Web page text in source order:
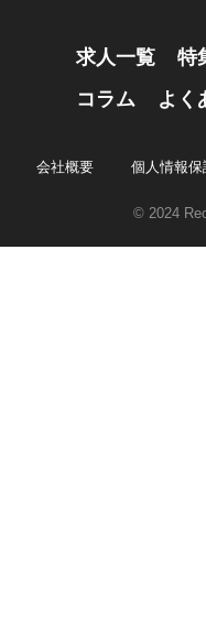
求人一覧 特
コラム
よく
会社概要 個人情報
© 2024